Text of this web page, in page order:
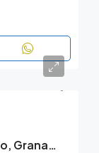
Preciosa Finca en Charco del Pino, Granadilla